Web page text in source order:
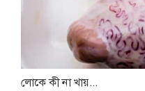
লোকে কী না খায়...